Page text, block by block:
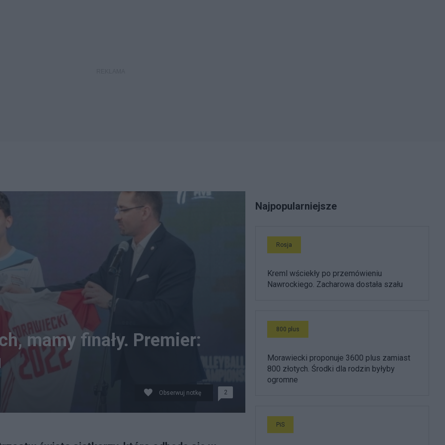
mamy finały. Premier:
Obserwuj notkę 2
Najpopularniejsze
Rosja
Kreml wściekły po przemówieniu
Nawrockiego. Zacharowa dostała szału
800 plus
Morawiecki proponuje 3600 plus zamiast
800 złotych. Środki dla rodzin byłyby
ogromne
PiS